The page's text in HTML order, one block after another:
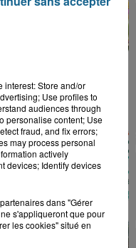
interest: Store and/or
Use profiles to
audiences through
personalise content; Use
fraud, and fix errors;
may process personal
actively
devices; Identify devices
dans "Gérer
s'appliqueront que pour
les cookies" situé en